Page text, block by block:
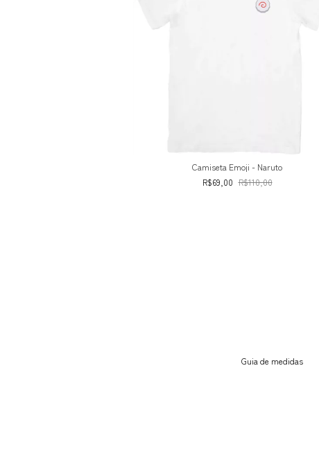
Camiseta Emoji - Naruto
R$69,00 R$110,00
Guia de medidas